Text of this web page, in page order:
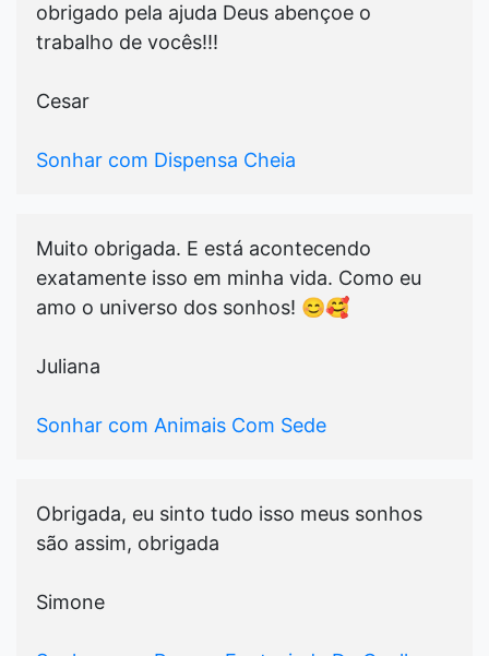
obrigado pela ajuda Deus abençoe o
trabalho de vocês!!!
Cesar
Sonhar com Dispensa Cheia
Muito obrigada. E está acontecendo
exatamente isso em minha vida. Como eu
amo o universo dos sonhos! 😊🥰
Juliana
Sonhar com Animais Com Sede
Obrigada, eu sinto tudo isso meus sonhos
são assim, obrigada
Simone